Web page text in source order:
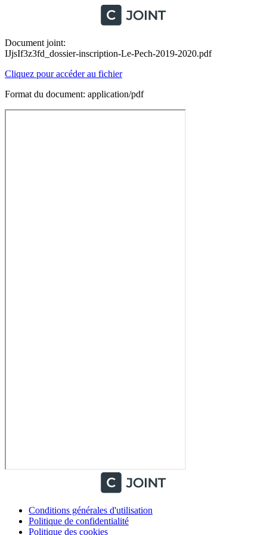
Document joint:
IJjsIf3z3fd_dossier-inscription-Le-Pech-2019-2020.pdf
Cliquez pour accéder au fichier
Format du document: application/pdf
Conditions générales d'utilisation
Politique de confidentialité
Politique des cookies